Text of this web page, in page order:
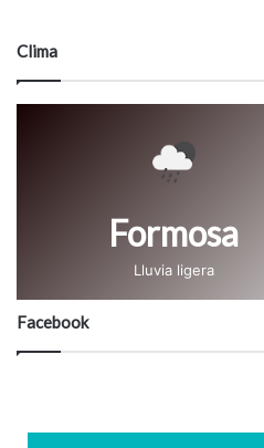
Clima
Formosa
Lluvia ligera
Facebook